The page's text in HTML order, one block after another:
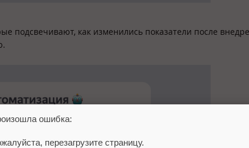
подсвечивают, как изменились показатели после
ошибка:
перезагрузите страницу.